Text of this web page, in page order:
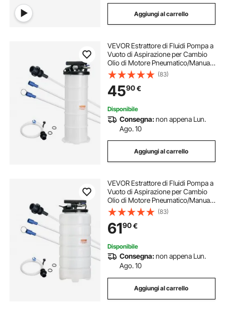
Aggiungi al carrello
VEVOR Estrattore di Fluidi Pompa a
Vuoto di Aspirazione per Cambio
Olio di Motore Pneumatico/Manuale
Capienza max. 6,5L, Estrattore per
Cambio Olio Pompa a Vuoto Kit
Evacuazione dei Fluidi per Auto
(83)
4590€
Disponibile
Consegna:non appena Lun.
Ago. 10
Aggiungi al carrello
VEVOR Estrattore di Fluidi Pompa a
Vuoto di Aspirazione per Cambio
Olio di Motore Pneumatico/Manuale
Capienza max. 15L, Estrattore per
Cambio Olio Pompa a Vuoto Kit
Evacuazione a Vuoto dei Fluidi Auto
(83)
6190€
Disponibile
Consegna:non appena Lun.
Ago. 10
Aggiungi al carrello